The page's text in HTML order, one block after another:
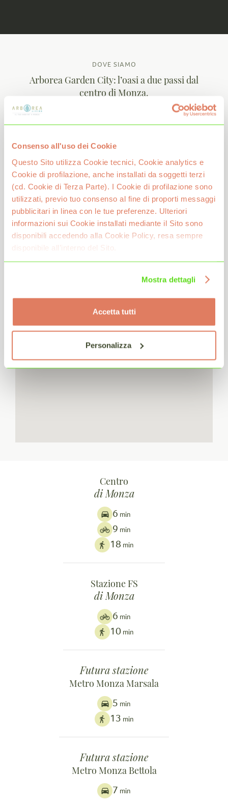
Consenso all'uso dei Cookie
Questo Sito utilizza Cookie tecnici, Cookie analytics e
Cookie di profilazione, anche installati da soggetti terzi
(cd. Cookie di Terza Parte). I Cookie di profilazione sono
utilizzati, previo tuo consenso al fine di proporti messaggi
pubblicitari in linea con le tue preferenze. Ulteriori
informazioni sui Cookie installati mediante il Sito sono
disponibili accedendo alla Cookie Policy, resa sempre
disponibile all’interno del Sito.
Mostra dettagli
Accetta tutti
Personalizza
DOVE SIAMO
Arborea Garden City: l’oasi a due passi dal
centro di Monza.
Centro
di Monza
6 min
9 min
18 min
Stazione FS
di Monza
6 min
10min
Futura stazione
Metro Monza Marsala
5 min
13 min
Futura stazione
Metro Monza Bettola
7 min